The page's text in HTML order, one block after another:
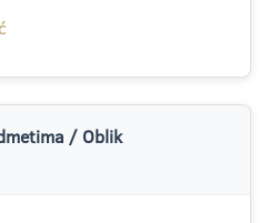
/ Oblik